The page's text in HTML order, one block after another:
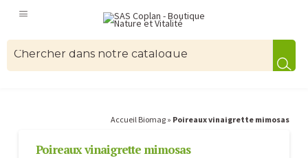
Accueil Biomag » Poireaux vinaigrette mimosas
Poireaux vinaigrette mimosas